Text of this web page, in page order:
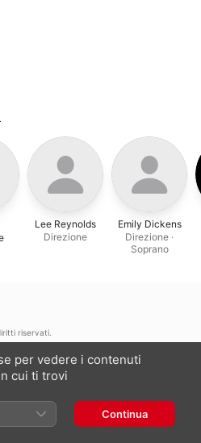
Lee Reynolds
Direzione
Emily Dickens
Direzione ·
Soprano
riservati.
per vedere i contenuti
cui ti trovi
Continua